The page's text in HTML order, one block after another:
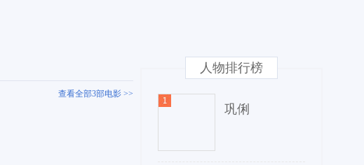
查看全部3部电影 >>
人物排行榜
巩俐